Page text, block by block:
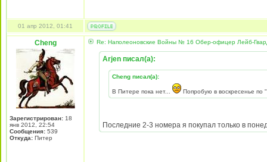
01 апр 2012, 01:41
Cheng
Зарегистрирован: 18
янв 2012, 22:54
Сообщения: 539
Откуда: Питер
Re: Наполеоновские Войны № 16 Обер-офицер Лейб-
Arjen писал(а):
Cheng писал(а):
В Питере пока нет... Попробую в воскресенье по
Последние 2-3 номера я покупал только в